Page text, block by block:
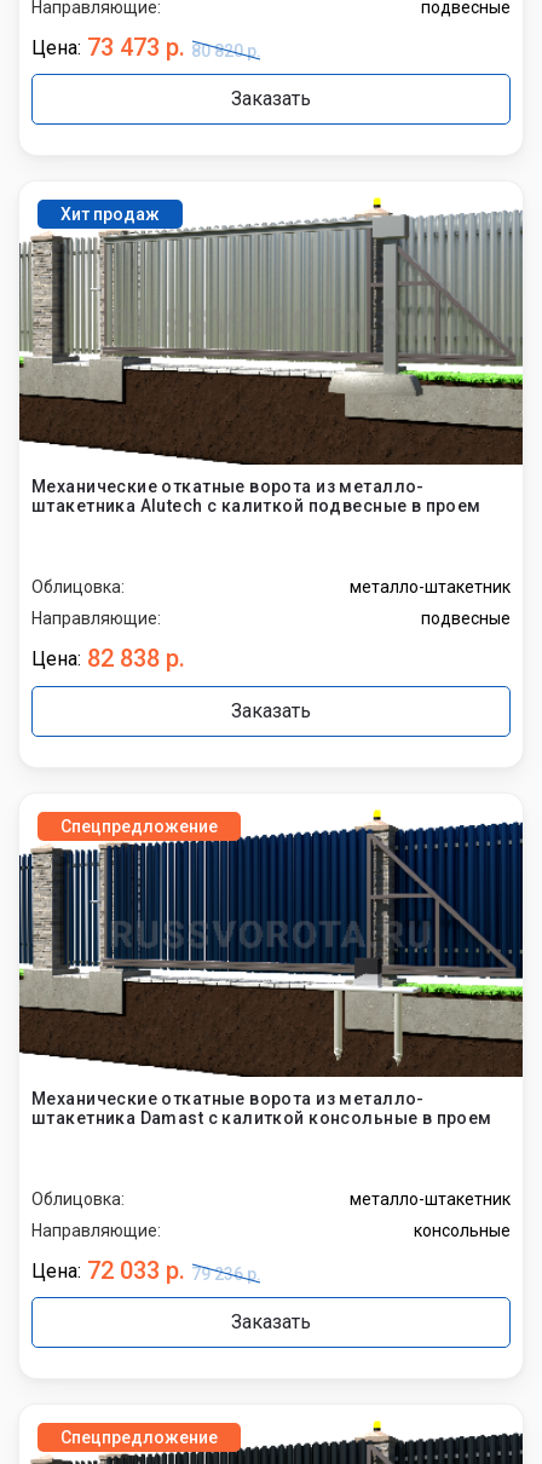
Направляющие:
подвесные
Цена: 73 473 р. 80 820 р.
Заказать
Хит продаж
Механические откатные ворота из металло-
штакетника Alutech с калиткой подвесные в проем
Облицовка:
металло-штакетник
Направляющие:
подвесные
Цена: 82 838 р.
Заказать
Спецпредложение
Механические откатные ворота из металло-
штакетника Damast с калиткой консольные в проем
Облицовка:
металло-штакетник
Направляющие:
консольные
Цена: 72 033 р. 79 236 р.
Заказать
Спецпредложение